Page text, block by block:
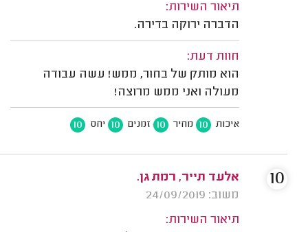
תיאור השירות:
הדברה ירוקה בדירה.
חוות דעת:
הוא מותק של בחור, ממש! עשה עבודה
מעולה ואני ממש מרוצה!
איכות 10 מחיר 10 זמנים 10 יחס 10
אלעד תייר, רמת גן.
משוב: 24/09/2019
תיאור השירות:
10